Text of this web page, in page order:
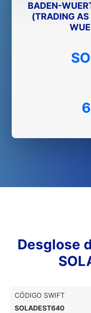
BADEN-
(TRADING
Desglose
CÓDIGO SWIFT
SOLADEST640